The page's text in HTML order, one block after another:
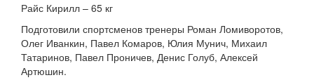
Райс Кирилл – 65 кг
Подготовили спортсменов тренеры Роман Ломиворотов,
Олег Иванкин, Павел Комаров, Юлия Мунич, Михаил
Татаринов, Павел Проничев, Денис Голуб, Алексей
Артюшин.